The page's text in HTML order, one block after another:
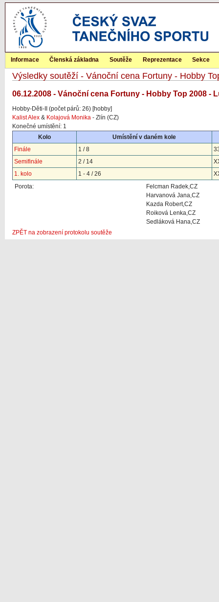
Informace Členská základna Soutěže Reprezentace Sekce
Výsledky soutěží - Vánoční cena Fortuny - Hobby
06.12.2008 - Vánoční cena Fortuny - Hobby Top 2008 -
Hobby-Děti-II (počet párů: 26) [hobby]
Kalist Alex & Kolajová Monika - Zlín (CZ)
Konečné umístění: 1
Kolo
Umístění v daném kole
Finále
1 / 8
Semifinále
2 / 14
1. kolo
1 - 4 / 26
Porota:
Felcman Radek,CZ
Harvanová Jana,CZ
Kazda Robert,CZ
Roiková Lenka,CZ
Sedláková Hana,CZ
ZPĚT na zobrazení protokolu soutěže